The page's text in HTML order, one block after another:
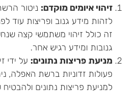
זיהוי איומים מוקדם: ניטור
לזהות מידע גנוב ופריצות עוד
זה כולל זיהוי משתמשי קצה
גנובות ומידע רגיש אחר.
מניעת פריצות נתונים: על ידי
פעולות זדוניות ברשת האפלה,
למניעת פריצות נתונים